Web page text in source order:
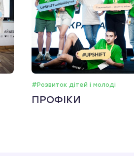
#Розвиток дітей і молоді
ПРОФІКИ